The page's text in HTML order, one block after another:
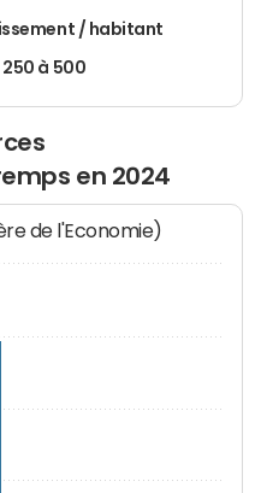
/ habitant
250 à 500
en 2024
de l'Economie)